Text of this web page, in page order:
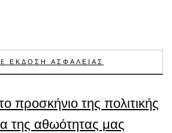
ΕΚΔΟΣΗ ΑΣΦΑΛΕΙΑΣ
προσκήνιο της πολιτικής
της αθωότητας μας